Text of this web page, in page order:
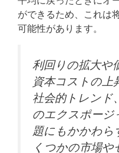
ができるため、これは
可能性があります。
利回りの拡大や
資本コストの上
社会的トレンド
のエクスポージ
題にもかかわら
くつかの市場